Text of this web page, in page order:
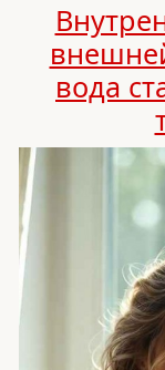
вода